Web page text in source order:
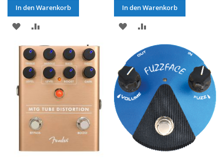
In den Warenkorb
MERKEN
VERGLEICHSLISTE
HINZUFÜGEN
In den Warenkorb
MERKEN
VERGLEICHSLISTE